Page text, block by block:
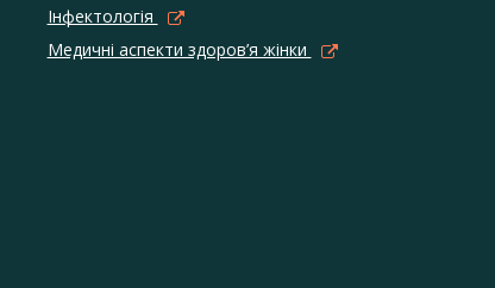
Інфектологія
Медичні аспекти здоров’я жінки